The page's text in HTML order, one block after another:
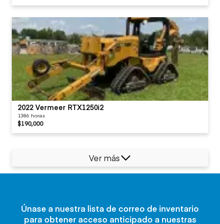
2022 Vermeer RTX1250i2
1386 horas
$190,000
Ver más
Únase a nuestra lista de correo de inventario
para obtener acceso anticipado a nuestras